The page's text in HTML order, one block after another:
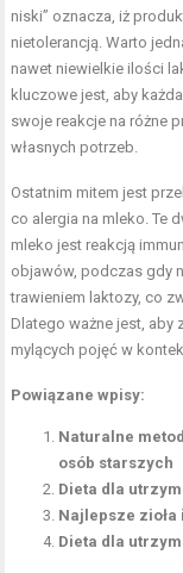
niski” oznacza, iż
nietolerancją. Warto
nawet niewielkie ilości
kluczowe jest, aby
swoje reakcje na różne
własnych potrzeb.
Ostatnim mitem jest
co alergia na mleko. Te
mleko jest reakcją
objawów, podczas gdy
trawieniem laktozy, co
Dlatego ważne jest, aby
mylących pojęć w
Powiązane wpisy:
Naturalne
osób starszych
Dieta dla
Najlepsze
Dieta dla